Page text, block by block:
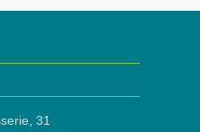
31